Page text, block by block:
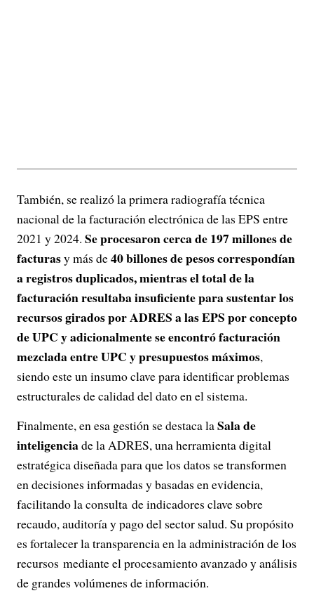
También, se realizó la primera radiografía técnica
nacional de la facturación electrónica de las EPS entre
2021 y 2024. Se procesaron cerca de 197 millones de
facturasy más de40 billones de pesos correspondían
a registros duplicados, mientras el total de la
facturación resultaba insuficiente para sustentar los
recursos girados por ADRES a las EPS por concepto
de UPC y adicionalmente se encontró facturación
mezclada entre UPC y presupuestos máximos,
siendo este un insumo clave para identificar problemas
estructurales de calidad del dato en el sistema.
Finalmente, en esa gestión se destaca laSala de
inteligenciade la ADRES, una herramienta digital
estratégica diseñada para que los datos se transformen
en decisiones informadas y basadas en evidencia,
facilitando la consulta de indicadores clave sobre
recaudo, auditoría y pago del sector salud. Su propósito
es fortalecer la transparencia en la administración de los
recursos mediante el procesamiento avanzado y análisis
de grandes volúmenes de información.